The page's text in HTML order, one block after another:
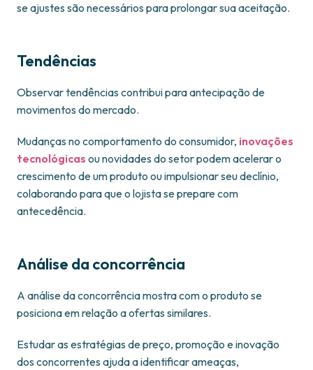
se ajustes são necessários para prolongar sua aceitação.
Tendências
Observar tendências contribui para antecipação de
movimentos do mercado.
Mudanças no comportamento do consumidor, inovações
tecnológicas ou novidades do setor podem acelerar o
crescimento de um produto ou impulsionar seu declínio,
colaborando para que o lojista se prepare com
antecedência.
Análise da concorrência
A análise da concorrência mostra com o produto se
posiciona em relação a ofertas similares.
Estudar as estratégias de preço, promoção e inovação
dos concorrentes ajuda a identificar ameaças,